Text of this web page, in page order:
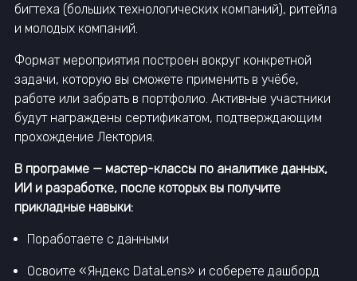
бигтеха (больших технологических компаний), ритейла
и молодых компаний.
Формат мероприятия построен вокруг конкретной
задачи, которую вы сможете применить в учёбе,
работе или забрать в портфолио. Активные участники
будут награждены сертификатом, подтверждающим
прохождение Лектория.
В программе — мастер-классы по аналитике данных,
ИИ и разработке, после которых вы получите
прикладные навыки:
Поработаете с данными
Освоите «Яндекс DataLens» и соберете дашборд